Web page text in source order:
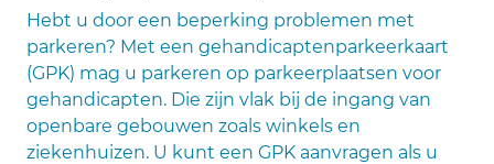
Hebt u door een beperking problemen met
parkeren? Met een gehandicaptenparkeerkaart
(GPK) mag u parkeren op parkeerplaatsen voor
gehandicapten. Die zijn vlak bij de ingang van
openbare gebouwen zoals winkels en
ziekenhuizen. U kunt een GPK aanvragen als u